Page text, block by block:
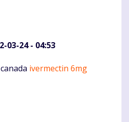
03-24 - 04:53
ivermectin 6mg